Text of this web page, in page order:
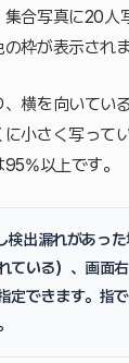
集合写真に20人
枠が表示されま
横を向いてい
小さく写って
以上です。
検出漏れがあっ
ている）、画面
定できます。指